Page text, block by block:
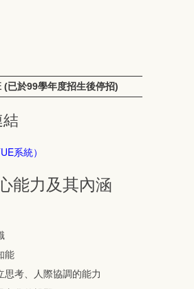
(已於99學年度招生後停招)
系統）
能力及其內涵
能
考、人際協調的能力